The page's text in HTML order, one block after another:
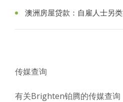
澳洲房屋贷款：自雇人士另
传媒查询
有关Brighten铂腾的传媒查询